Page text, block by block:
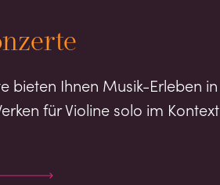
bieten Ihnen Musik-Erleben in
für Violine solo im Kontext